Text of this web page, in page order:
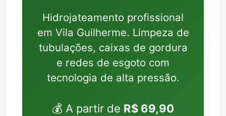
Hidrojateamento profissional
em Vila Guilherme. Limpeza de
tubulações, caixas de gordura
e redes de esgoto com
tecnologia de alta pressão.
💰 A partir de R$ 69,90